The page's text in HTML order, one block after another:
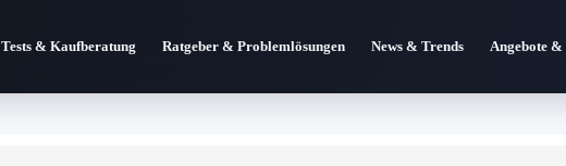
Tests & Kaufberatung Ratgeber & Problemlösungen News & Trends Angebote &